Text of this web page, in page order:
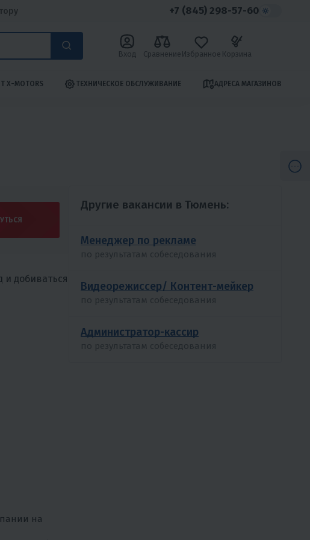
+7 (845) 298-57-60
Вход Сравнение Избранное Корзина
MOTORS ТЕХНИЧЕСКОЕ ОБСЛУЖИВАНИЕ АДРЕСА МАГАЗИНОВ
и добиваться
на
Другие вакансии в Тюмень:
Менеджер по рекламе
по результатам собеседования
Видеорежиссер/ Контент-мейкер
по результатам собеседования
Администратор-кассир
по результатам собеседования